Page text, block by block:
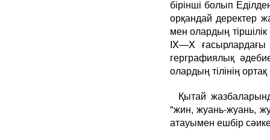
бірінші болып
орқандай деректер
мен олардың
IX—X ғасырлардағы
герграфиялық
олардың тілінің ортақ
Қытай
"жин, жуань-жуань,
атауымен ешбір